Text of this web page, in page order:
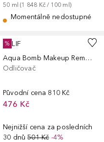
50 ml (1 848 Kč / 100 ml)
Momentálně nedostupné
BELIF
Aqua Bomb Makeup Removing Cleansing Balm
Odličovač
Původní cena 810 Kč
476 Kč
Nejnižší cena za posledních
30 dnů 501 Kč-4%
%